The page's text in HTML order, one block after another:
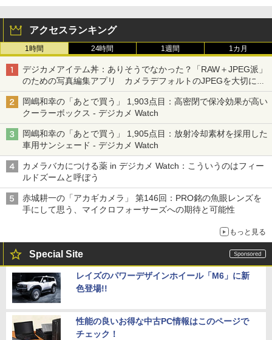
アクセスランキング
1時間 24時間 1週間 1カ月
デジカメアイテム丼：ありそうでなかった？「RAW＋JPEG派」
のための写真編集アプリ カメラデフォルトのJPEGを大切にす
る「Filmator」
岡嶋和幸の「あとで買う」 1,903点目：高密閉で保冷効果が高い
クーラーボックス - デジカメ Watch
岡嶋和幸の「あとで買う」 1,905点目：放射冷却素材を採用した
車用サンシェード - デジカメ Watch
カメラバカにつける薬 in デジカメ Watch：こういうのはフィー
ルドズームと呼ぼう
赤城耕一の「アカギカメラ」 第146回：PRO銘の魚眼レンズを
手にして思う、マイクロフォーサーズへの期待と可能性
もっと見る
Special Site
レイズのパワーデザインホイール「M6」に新
色登場!!
性能の良いお得な中古PC情報はこのページで
チェック！